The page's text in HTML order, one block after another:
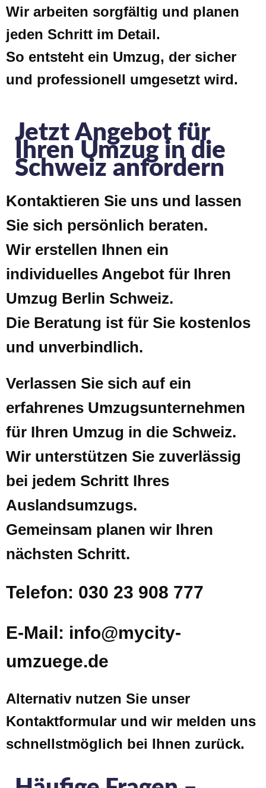
Wir arbeiten sorgfältig und planen
jeden Schritt im Detail.
So entsteht ein Umzug, der sicher
und professionell umgesetzt wird.
Jetzt Angebot für
Ihren Umzug in die
Schweiz anfordern
Kontaktieren Sie uns und lassen
Sie sich persönlich beraten.
Wir erstellen Ihnen ein
individuelles Angebot für Ihren
Umzug Berlin Schweiz.
Die Beratung ist für Sie kostenlos
und unverbindlich.
Verlassen Sie sich auf ein
erfahrenes Umzugsunternehmen
für Ihren Umzug in die Schweiz.
Wir unterstützen Sie zuverlässig
bei jedem Schritt Ihres
Auslandsumzugs.
Gemeinsam planen wir Ihren
nächsten Schritt.
Telefon: 030 23 908 777
E-Mail: info@mycity-
umzuege.de
Alternativ nutzen Sie unser
Kontaktformular und wir melden uns
schnellstmöglich bei Ihnen zurück.